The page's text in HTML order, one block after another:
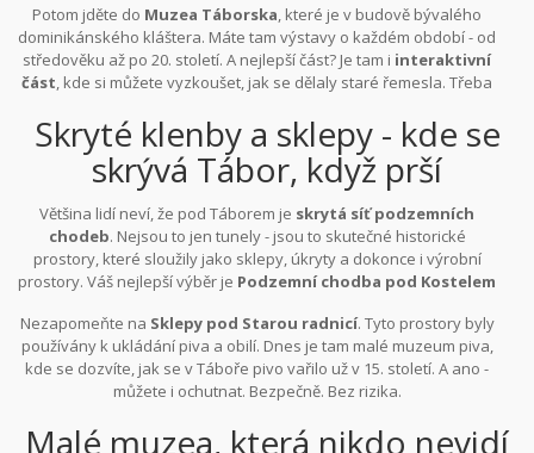
starý dům, ale skrývá v sobě autentické věci z doby husitských
válek. Tam vidíte opravdové meče, zbroje, dokonce i kopie
prvních kánonů. Není to jen výstava - je to jako když se dostanete
do minulosti.
Potom jděte do Muzea Táborska, které je v budově bývalého
dominikánského kláštera. Máte tam výstavy o každém období - od
středověku až po 20. století. A nejlepší část? Je tam i interaktivní
část, kde si můžete vyzkoušet, jak se dělaly staré řemesla. Třeba
Děti to milují. Dospělí taky.
Skryté klenby a sklepy - kde se
skrývá Tábor, když prší
Většina lidí neví, že pod Táborem je skrytá síť podzemních
chodeb. Nejsou to jen tunely - jsou to skutečné historické
prostory, které sloužily jako sklepy, úkryty a dokonce i výrobní
prostory. Váš nejlepší výběr je Podzemní chodba pod Kostelem
tajemství se skrývají pod každým kamenem. V jedné místnosti
najdete staré pečovací krby, ve druhé zůstaly zbytky původních
vodních kanálů. Je to jako procházka v historickém hledáčku.
Nezapomeňte na Sklepy pod Starou radnicí. Tyto prostory byly
používány k ukládání piva a obilí. Dnes je tam malé muzeum piva,
kde se dozvíte, jak se v Táboře pivo vařilo už v 15. století. A ano -
můžete i ochutnat. Bezpečně. Bez rizika.
Malé muzea, která nikdo nevidí